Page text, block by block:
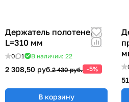
Держатель полотенец
L=310 мм
0 1 В наличии: 22
2 308,50 руб.2 430 руб. -5%
В корзину